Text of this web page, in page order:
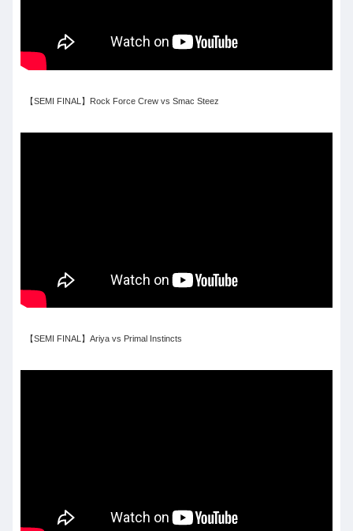
【SEMI FINAL】Rock Force Crew vs Smac Steez
【SEMI FINAL】Ariya vs Primal Instincts